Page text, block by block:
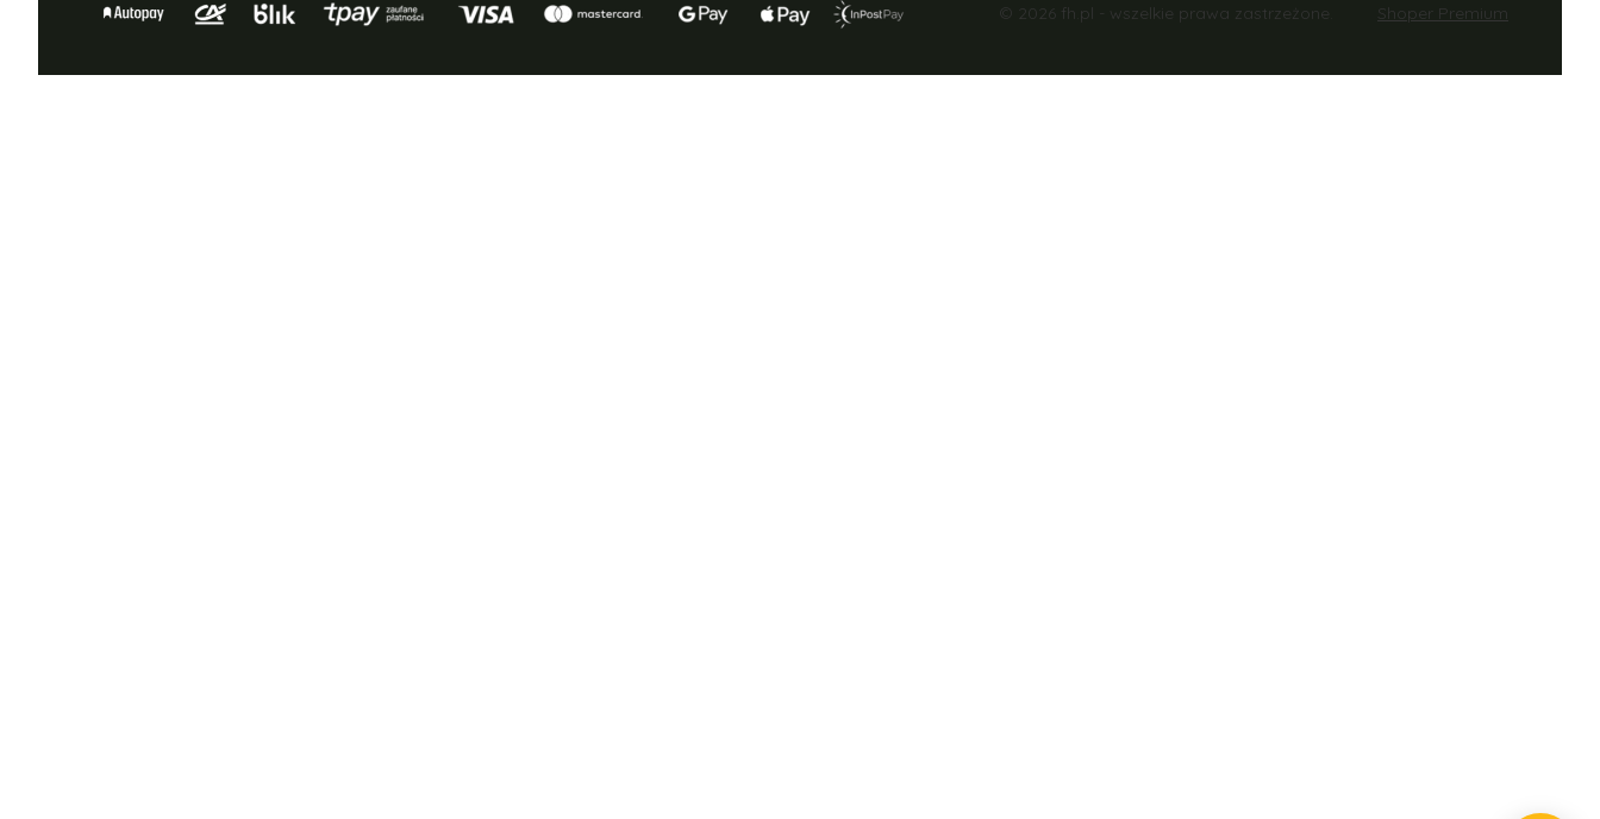
© 2026 fh.pl - wszelkie prawa zastrzeżone. Shoper Premium